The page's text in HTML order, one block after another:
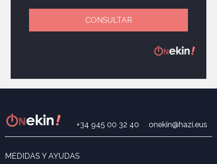
CONSULTAR
+34 945 00 32 40 onekin@hazi.eus
MEDIDAS Y AYUDAS